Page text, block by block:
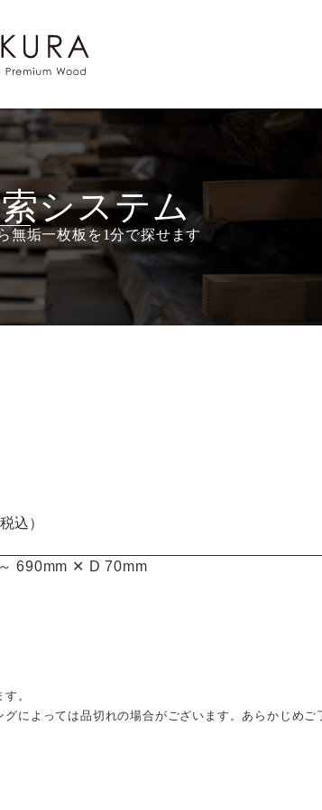
システム
込）
690mm ✕ D 70mm
。
によっては品切れの場合がございます。あらかじめご